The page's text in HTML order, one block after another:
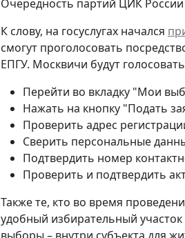
Очередность партий ЦИК
К слову, на госуслугах начался
смогут проголосовать
ЕПГУ. Москвичи будут
Перейти во вкладку "Мои
Нажать на кнопку "Подать
Проверить адрес
Сверить персональные
Подтвердить номер
Проверить и подтвердить
Также те, кто во время
удобный избирательный